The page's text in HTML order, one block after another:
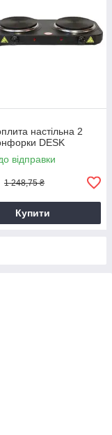
настільна 2
DESK
відправки
1 248,75 ₴
Купити